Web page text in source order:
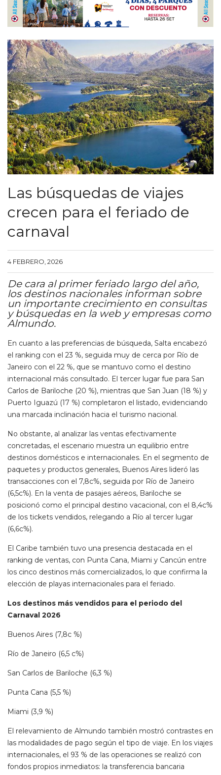
Las búsquedas de viajes
crecen para el feriado de
carnaval
4 FEBRERO, 2026
De cara al primer feriado largo del año,
los destinos nacionales informan sobre
un importante crecimiento en consultas
y búsquedas en la web y empresas como
Almundo.
En cuanto a las preferencias de búsqueda, Salta encabezó
el ranking con el 23 %, seguida muy de cerca por Río de
Janeiro con el 22 %, que se mantuvo como el destino
internacional más consultado. El tercer lugar fue para San
Carlos de Bariloche (20 %), mientras que San Juan (18 %) y
Puerto Iguazú (17 %) completaron el listado, evidenciando
una marcada inclinación hacia el turismo nacional.
No obstante, al analizar las ventas efectivamente
concretadas, el escenario muestra un equilibrio entre
destinos domésticos e internacionales. En el segmento de
paquetes y productos generales, Buenos Aires lideró las
transacciones con el 7,8c%, seguida por Río de Janeiro
(6,5c%). En la venta de pasajes aéreos, Bariloche se
posicionó como el principal destino vacacional, con el 8,4c%
de los tickets vendidos, relegando a Río al tercer lugar
(6,6c%).
El Caribe también tuvo una presencia destacada en el
ranking de ventas, con Punta Cana, Miami y Cancún entre
los cinco destinos más comercializados, lo que confirma la
elección de playas internacionales para el feriado.
Los destinos más vendidos para el periodo del
Carnaval 2026
Buenos Aires (7,8c %)
Río de Janeiro (6,5 c%)
San Carlos de Bariloche (6,3 %)
Punta Cana (5,5 %)
Miami (3,9 %)
El relevamiento de Almundo también mostró contrastes en
las modalidades de pago según el tipo de viaje. En los viajes
internacionales, el 93 % de las operaciones se realizó con
fondos propios inmediatos: la transferencia bancaria